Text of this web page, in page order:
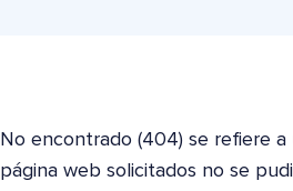
No encontrado (404) se refiere a
página web solicitados no se